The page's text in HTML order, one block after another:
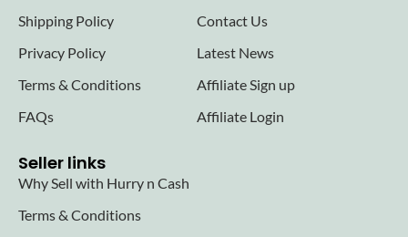
Shipping Policy
Privacy Policy
Terms & Conditions
FAQs
Contact Us
Latest News
Affiliate Sign up
Affiliate Login
Seller links
Why Sell with Hurry n Cash
Terms & Conditions